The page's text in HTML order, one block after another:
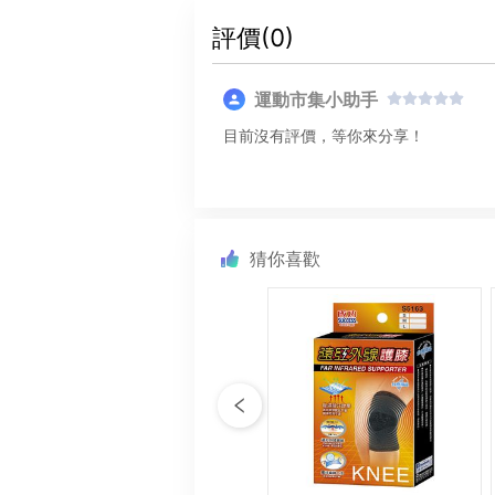
評價(0)
運動市集小助手
目前沒有評價，等你來分享！
猜你喜歡